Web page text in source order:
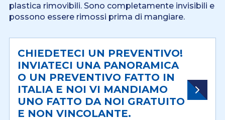
plastica rimovibili. Sono completamente invisibili e
possono essere rimossi prima di mangiare.
CHIEDETECI UN PREVENTIVO!
INVIATECI UNA PANORAMICA
O UN PREVENTIVO FATTO IN
ITALIA E NOI VI MANDIAMO
UNO FATTO DA NOI GRATUITO
E NON VINCOLANTE.